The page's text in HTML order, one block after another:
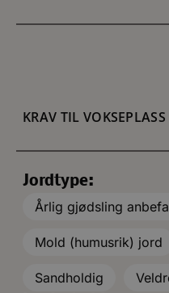
KRAV TIL VOKSEPLASS
Jordtype:
Årlig gjødsling
Mold (humusrik) jord
Sandholdig